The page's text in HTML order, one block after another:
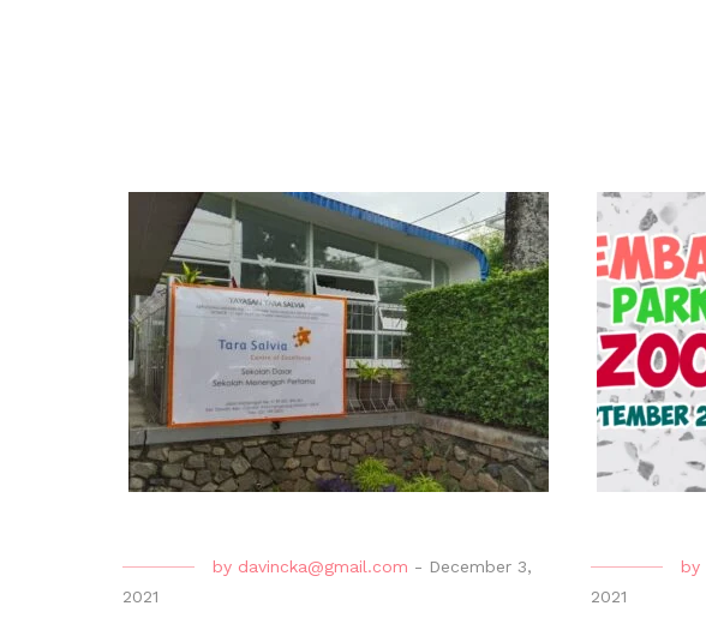
by davincka@gmail.com - December 3,
2021
by
2021